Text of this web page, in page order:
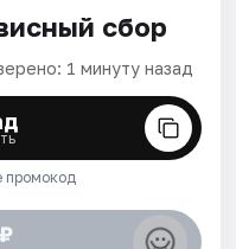
сбор
1 минуту назад
промокод